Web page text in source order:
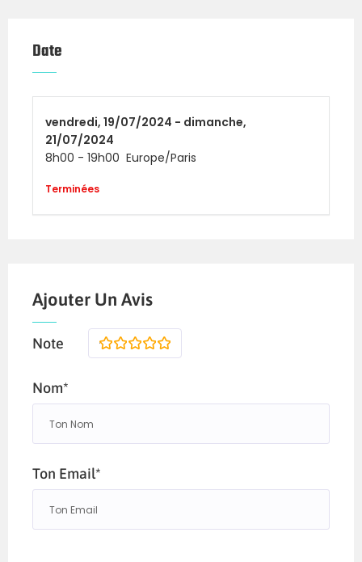
Date
vendredi, 19/07/2024 - dimanche,
21/07/2024
8h00 - 19h00 Europe/Paris
Terminées
Ajouter Un Avis
Note 5
4
3
2
Nom*
Ton Email*